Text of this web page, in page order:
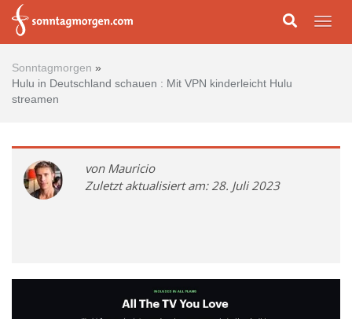
Skip to main content
Sonntagmorgen »
Hulu in Deutschland schauen : Mit VPN kinderleicht Hulu
streamen
von Mauricio
Zuletzt aktualisiert am: 28. Juli 2023